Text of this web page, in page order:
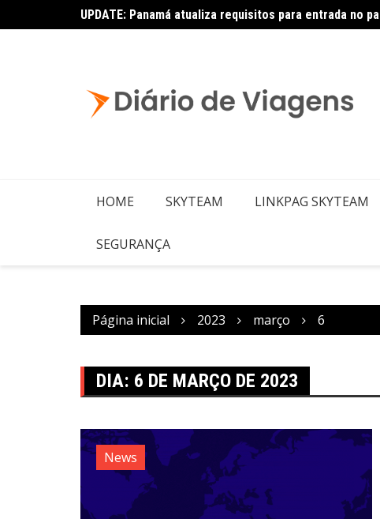
UPDATE: Panamá atualiza requisitos para entrada no
HOME SKYTEAM LINKPAG SKYTEAM
SEGURANÇA
Página inicial 2023 março 6
DIA: 6 DE MARÇO DE 2023
News